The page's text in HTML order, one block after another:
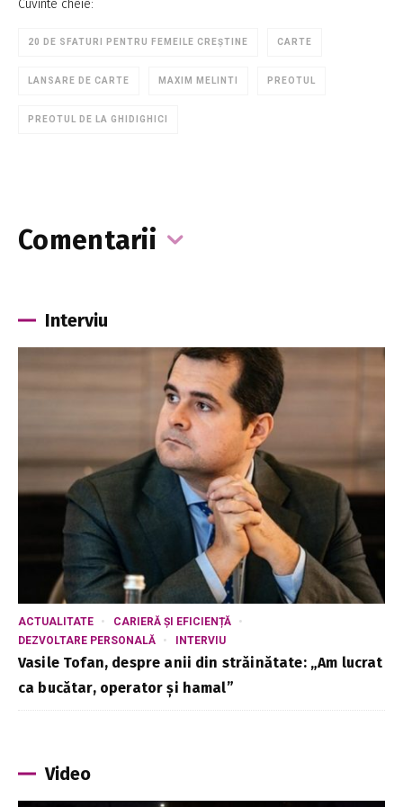
Cuvinte cheie:
20 DE SFATURI PENTRU FEMEILE CREȘTINE CARTE
LANSARE DE CARTE MAXIM MELINTI PREOTUL
PREOTUL DE LA GHIDIGHICI
Comentarii
Interviu
ACTUALITATE
CARIERĂ ȘI EFICIENȚĂ
DEZVOLTARE PERSONALĂ
INTERVIU
Vasile Tofan, despre anii din străinătate: „Am lucrat
ca bucătar, operator și hamal”
Video